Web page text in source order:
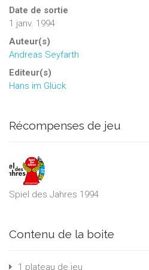
Date de sortie
1 janv. 1994
Auteur(s)
Andreas Seyfarth
Editeur(s)
Hans im Glück
Récompenses de jeu
Spiel des Jahres 1994
Contenu de la boite
1 plateau de jeu